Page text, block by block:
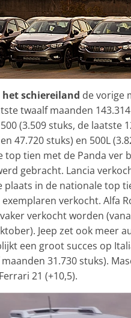
schiereiland de vorige
twaalf maanden
(3.509 stuks, de laatste
47.720 stuks) en 500L
top tien met de Panda ver
gebracht. Lancia
in de nationale top
verkocht. Alfa
verkocht worden
Jeep zet ook meer
een groot succes op
31.730 stuks).
21 (+10,5).